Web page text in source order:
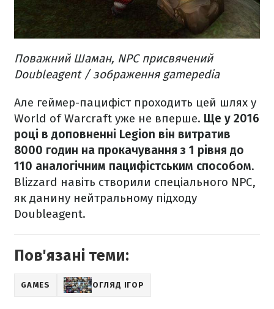
Поважний Шаман, NPC присвячений
Doubleagent / зображення gamepedia
Але геймер-пацифіст проходить цей шлях у
World of Warcraft уже не вперше. Ще у 2016
році в доповненні Legion він витратив
8000 годин на прокачування з 1 рівня до
110 аналогічним пацифістським способом.
Blizzard навіть створили спеціального NPC,
як данину нейтральному підходу
Doubleagent.
Пов'язані теми:
GAMES ОГЛЯД ІГОР